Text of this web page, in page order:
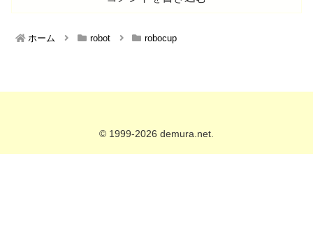
ホーム robot robocup
© 1999-2026 demura.net.